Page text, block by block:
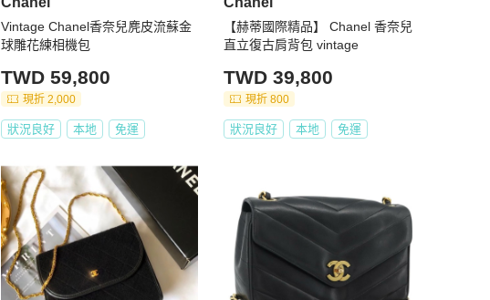
Vintage Chanel香奈兒麂皮流蘇金
球雕花練相機包
TWD 59,800
現折 2,000
狀況良好 本地 免運
【赫蒂國際精品】 Chanel 香奈兒
直立復古肩背包 vintage
TWD 39,800
現折 800
狀況良好 本地 免運